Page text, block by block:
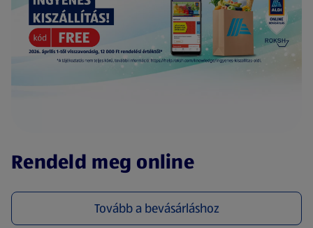
Rendeld meg online
Tovább a bevásárláshoz
(új oldalon nyílik meg)